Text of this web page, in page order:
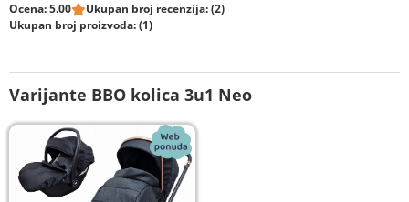
Ocena: 5.00
Ukupan broj recenzija: (2)
Ukupan broj proizvoda: (1)
Varijante BBO kolica 3u1 Neo